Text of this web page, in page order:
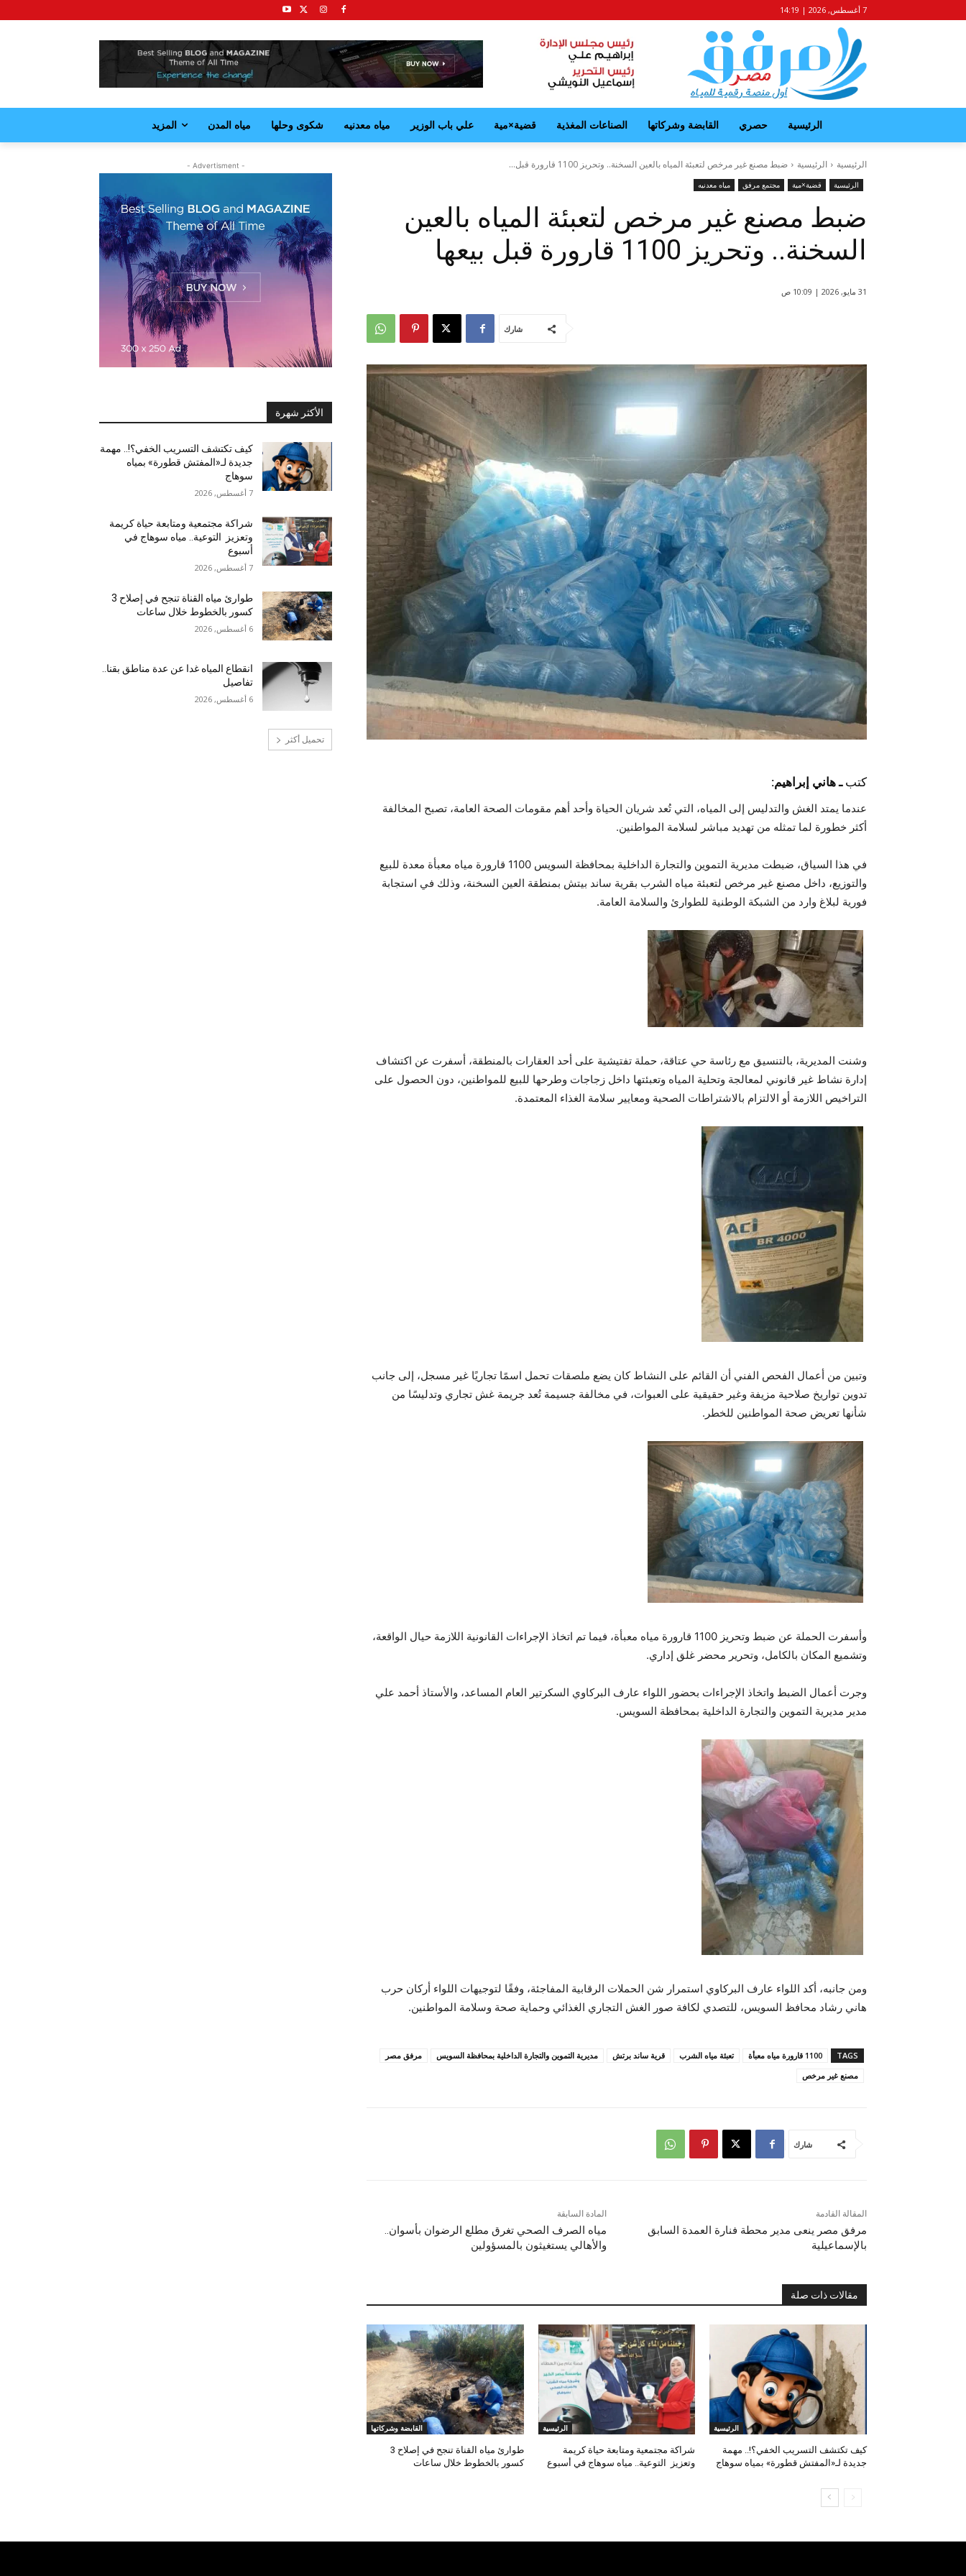
7 أغسطس, 2026 | 14:19
الرئيسية حصري القابضة وشركاتها الصناعات المغذية قضية×مية علي باب الوزير مياه معدنيه شكوى وحلها مياه المدن المزيد
الرئيسية الرئيسية ضبط مصنع غير مرخص لتعبئة المياه بالعين السخنة.. وتحريز 1100 قارورة قبل...
الرئيسية قضية×مية مجتمع مرفق مياه معدنيه
ضبط مصنع غير مرخص لتعبئة المياه بالعين
السخنة.. وتحريز 1100 قارورة قبل بيعها
31 مايو, 2026 | 10:09 ص
شارك
كتب ـ هاني إبراهيم:
عندما يمتد الغش والتدليس إلى المياه، التي تُعد شريان الحياة وأحد أهم مقومات الصحة العامة، تصبح المخالفة
أكثر خطورة لما تمثله من تهديد مباشر لسلامة المواطنين.
في هذا السياق، ضبطت مديرية التموين والتجارة الداخلية بمحافظة السويس 1100 قارورة مياه معبأة معدة للبيع
والتوزيع، داخل مصنع غير مرخص لتعبئة مياه الشرب بقرية ساند بيتش بمنطقة العين السخنة، وذلك في استجابة
فورية لبلاغ وارد من الشبكة الوطنية للطوارئ والسلامة العامة.
وشنت المديرية، بالتنسيق مع رئاسة حي عتاقة، حملة تفتيشية على أحد العقارات بالمنطقة، أسفرت عن اكتشاف
إدارة نشاط غير قانوني لمعالجة وتحلية المياه وتعبئتها داخل زجاجات وطرحها للبيع للمواطنين، دون الحصول على
التراخيص اللازمة أو الالتزام بالاشتراطات الصحية ومعايير سلامة الغذاء المعتمدة.
وتبين من أعمال الفحص الفني أن القائم على النشاط كان يضع ملصقات تحمل اسمًا تجاريًا غير مسجل، إلى جانب
تدوين تواريخ صلاحية مزيفة وغير حقيقية على العبوات، في مخالفة جسيمة تُعد جريمة غش تجاري وتدليسًا من
شأنها تعريض صحة المواطنين للخطر.
وأسفرت الحملة عن ضبط وتحريز 1100 قارورة مياه معبأة، فيما تم اتخاذ الإجراءات القانونية اللازمة حيال الواقعة،
وتشميع المكان بالكامل، وتحرير محضر غلق إداري.
وجرت أعمال الضبط واتخاذ الإجراءات بحضور اللواء عارف البركاوي السكرتير العام المساعد، والأستاذ أحمد علي
مدير مديرية التموين والتجارة الداخلية بمحافظة السويس.
ومن جانبه، أكد اللواء عارف البركاوي استمرار شن الحملات الرقابية المفاجئة، وفقًا لتوجيهات اللواء أركان حرب
هاني رشاد محافظ السويس، للتصدي لكافة صور الغش التجاري الغذائي وحماية صحة وسلامة المواطنين.
TAGS 1100 قارورة مياه معبأة تعبئة مياه الشرب قرية ساند برتش مديرية التموين والتجارة الداخلية بمحافظة السويس
مرفق مصر
مصنع غير مرخص
شارك
المادة السابقة
مياه الصرف الصحي تغرق مطلع الرضوان بأسوان..
والأهالي يستغيثون بالمسؤولين
المقالة القادمة
مرفق مصر ينعى مدير محطة فنارة العمدة السابق
بالإسماعيلية
مقالات ذات صلة
الرئيسية
كيف تكتشف التسريب الخفي؟!.. مهمة
جديدة لـ«المفتش قطورة» بمياه سوهاج
الرئيسية
شراكة مجتمعية ومتابعة حياة كريمة
وتعزيز التوعية.. مياه سوهاج في أسبوع
القابضة وشركاتها
طوارئ مياه القناة تنجح في إصلاح 3
كسور بالخطوط خلال ساعات
- Advertisment -
الأكثر شهرة
كيف تكتشف التسريب الخفي؟!.. مهمة
جديدة لـ«المفتش قطورة» بمياه
سوهاج
7 أغسطس, 2026
شراكة مجتمعية ومتابعة حياة كريمة
وتعزيز التوعية.. مياه سوهاج في
أسبوع
7 أغسطس, 2026
طوارئ مياه القناة تنجح في إصلاح 3
كسور بالخطوط خلال ساعات
6 أغسطس, 2026
انقطاع المياه غدا عن عدة مناطق بقنا..
تفاصيل
6 أغسطس, 2026
تحميل أكثر